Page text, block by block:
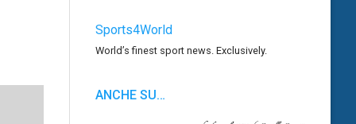
Sports4World
World’s finest sport news. Exclusively.
ANCHE SU…